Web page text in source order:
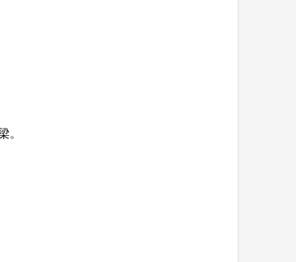
。